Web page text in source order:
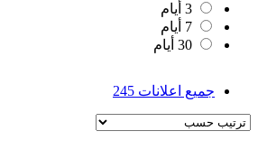
3 أيام
7 أيام
30 أيام
جميع اعلانات 245